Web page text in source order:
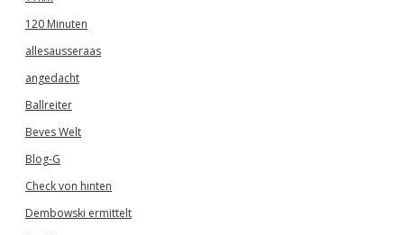
120 Minuten
allesausseraas
angedacht
Ballreiter
Beves Welt
Blog-G
Check von hinten
Dembowski ermittelt